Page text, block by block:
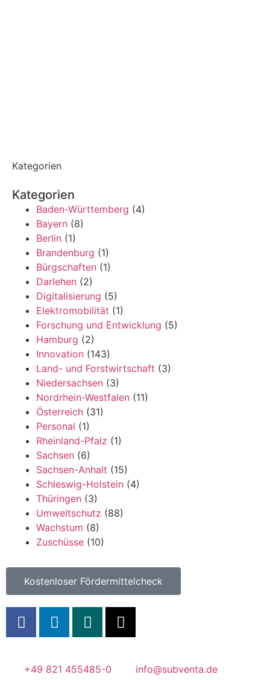
Kategorien
Kategorien
Baden-Württemberg (4)
Bayern (8)
Berlin (1)
Brandenburg (1)
Bürgschaften (1)
Darlehen (2)
Digitalisierung (5)
Elektromobilität (1)
Forschung und Entwicklung (5)
Hamburg (2)
Innovation (143)
Land- und Forstwirtschaft (3)
Niedersachsen (3)
Nordrhein-Westfalen (11)
Österreich (31)
Personal (1)
Rheinland-Pfalz (1)
Sachsen (6)
Sachsen-Anhalt (15)
Schleswig-Holstein (4)
Thüringen (3)
Umweltschutz (88)
Wachstum (8)
Zuschüsse (10)
Kostenloser Fördermittelcheck
+49 821 455485-0 info@subventa.de